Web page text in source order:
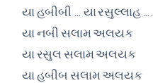
યા હબીબી … યા રસુલ્લાહ ….
યા નબી સલામ અલયક
યા રસુલ સલામ અલયક
યા હબીબ સલામ અલયક